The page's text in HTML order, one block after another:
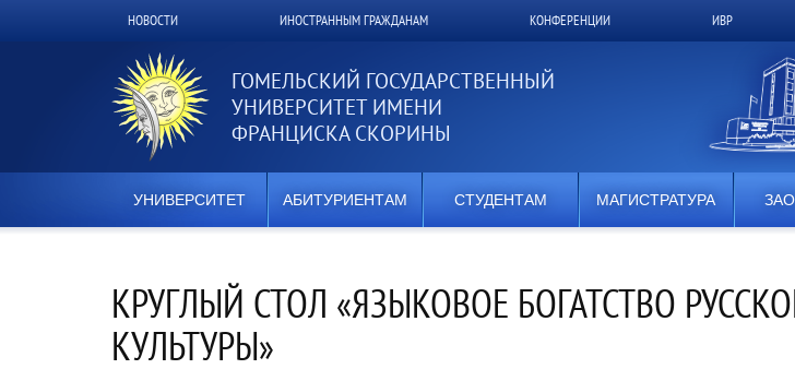
Верхнее
меню
НОВОСТИ ИНОСТРАННЫМ ГРАЖДАНАМ КОНФЕРЕНЦИИ ИВР
ГОМЕЛЬСКИЙ ГОСУДАРСТВЕННЫЙ
УНИВЕРСИТЕТ ИМЕНИ
ФРАНЦИСКА СКОРИНЫ
УНИВЕРСИТЕТ АБИТУРИЕНТАМ СТУДЕНТАМ МАГИСТРАТУРА
КРУГЛЫЙ СТОЛ «ЯЗЫКОВОЕ БОГАТСТВО
КУЛЬТУРЫ»